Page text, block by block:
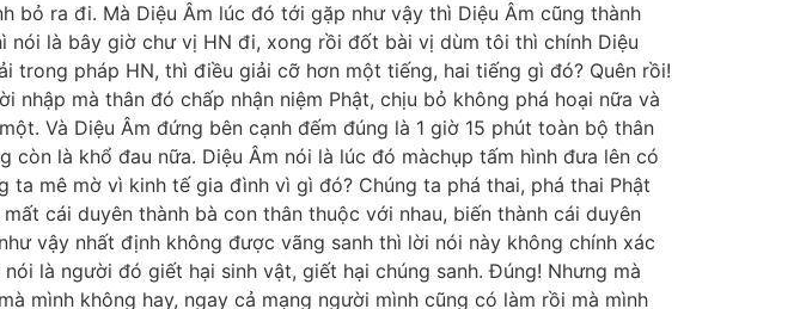
bỏ ra đi. Mà Diệu Âm lúc đó tới gặp như vậy thì Diệu Âm cũng thành
là bây giờ chư vị HN đi, xong rồi đốt bài vị dùm tôi thì chính Diệu
trong pháp HN, thì điều giải cỡ hơn một tiếng, hai tiếng gì đó? Quên rồi!
nhập mà thân đó chấp nhận niệm Phật, chịu bỏ không phá hoại nữa và
Và Diệu Âm đứng bên cạnh đếm đúng là 1 giờ 15 phút toàn bộ thân
là khổ đau nữa. Diệu Âm nói là lúc đó màchụp tấm hình đưa lên có
mê mờ vì kinh tế gia đình vì gì đó? Chúng ta phá thai, phá thai Phật
cái duyên thành bà con thân thuộc với nhau, biến thành cái duyên
vậy nhất định không được vãng sanh thì lời nói này không chính xác
là người đó giết hại sinh vật, giết hại chúng sanh. Đúng! Nhưng mà
mình không hay, ngay cả mạng người mình cũng có làm rồi mà mình